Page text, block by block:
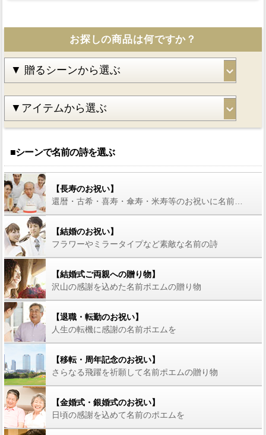
お探しの商品は何ですか？
■シーンで名前の詩を選ぶ
【長寿のお祝い】
【結婚のお祝い】
フラワーやミラータイプなど素敵な名前の詩
【結婚式ご両親への贈り物】
沢山の感謝を込めた名前ポエムの贈り物
【退職・転勤のお祝い】
人生の転機に感謝の名前ポエムを
【移転・周年記念のお祝い】
さらなる飛躍を祈願して名前ポエムの贈り物
【金婚式・銀婚式のお祝い】
日頃の感謝を込めて名前のポエムを